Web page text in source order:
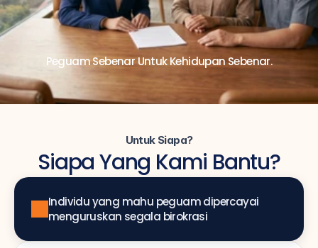
Peguam Sebenar Untuk Kehidupan Sebenar.
Untuk Siapa?
Siapa Yang Kami Bantu?
Individu yang mahu peguam dipercayai
menguruskan segala birokrasi